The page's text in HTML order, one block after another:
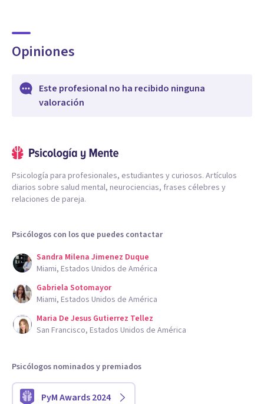
Opiniones
Este profesional no ha recibido ninguna
valoración
Psicología para profesionales, estudiantes y curiosos. Artículos
diarios sobre salud mental, neurociencias, frases célebres y
relaciones de pareja.
Psicólogos con los que puedes contactar
Sandra Milena Jimenez Duque
Miami, Estados Unidos de América
Gabriela Sotomayor
Miami, Estados Unidos de América
Maria De Jesus Gutierrez Tellez
San Francisco, Estados Unidos de América
Psicólogos nominados y premiados
PyM Awards 2024